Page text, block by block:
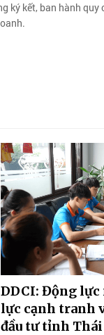
ký kết, ban hành
DDCI: Động lực
lực cạnh tranh
đầu tư tỉnh